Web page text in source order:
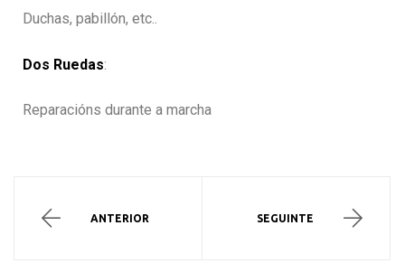
Duchas, pabillón, etc..
Dos Ruedas:
Reparacións durante a marcha
ANTERIOR SEGUINTE